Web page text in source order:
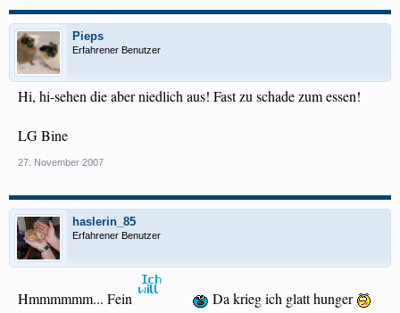
Pieps
Erfahrener Benutzer
Hi, hi-sehen die aber niedlich aus! Fast zu schade zum essen!
LG Bine
27. November 2007
haslerin_85
Erfahrener Benutzer
Hmmmmmm... Fein
Da krieg ich glatt hunger